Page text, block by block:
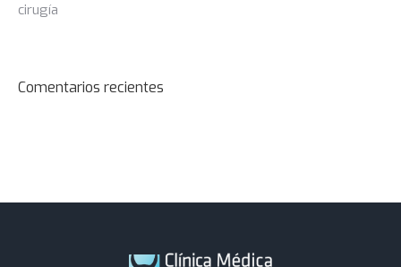
cirugía
Comentarios recientes